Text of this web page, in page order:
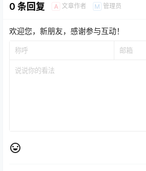
0 条回复 A 文章作者 M 管理员
欢迎您，新朋友，感谢参与互动！